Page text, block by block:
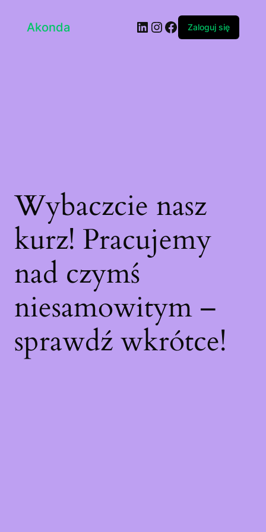
Akonda LinkedIn
Instagram
Facebook
Zaloguj się
Wybaczcie nasz
kurz! Pracujemy
nad czymś
niesamowitym –
sprawdź wkrótce!